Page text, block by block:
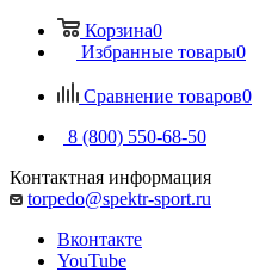
Корзина0
Избранные товары0
Сравнение товаров0
8 (800) 550-68-50
Контактная информация
torpedo@spektr-sport.ru
Вконтакте
YouTube